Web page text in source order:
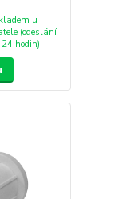
u
(odeslání
24 hodin)